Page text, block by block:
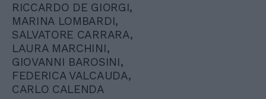
RICCARDO DE GIORGI,
MARINA LOMBARDI,
SALVATORE CARRARA,
LAURA MARCHINI,
GIOVANNI BAROSINI,
FEDERICA VALCAUDA,
CARLO CALENDA